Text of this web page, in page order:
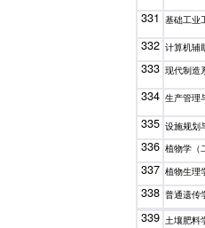
331 基础工业
332 计算机辅
333 现代制造
334 生产管理
335 设施规划
336 植物学（
337 植物生理
338 普通遗传
339 土壤肥料